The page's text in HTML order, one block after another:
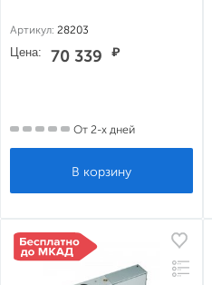
Артикул: 28203
Цена: 70 339 ₽
От 2-х дней